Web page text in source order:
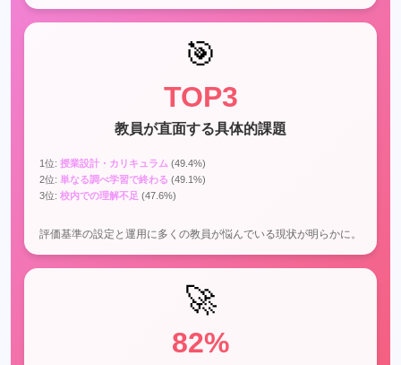
🎯
TOP3
教員が直面する具体的課題
1位: 授業設計・カリキュラム (49.4%)
2位: 単なる調べ学習で終わる (49.1%)
3位: 校内での理解不足 (47.6%)
評価基準の設定と運用に多くの教員が悩んでいる現状が明らかに。
🚀
82%